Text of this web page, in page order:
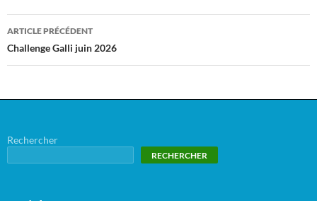
ARTICLE PRÉCÉDENT
Challenge Galli juin 2026
Rechercher
RECHERCHER